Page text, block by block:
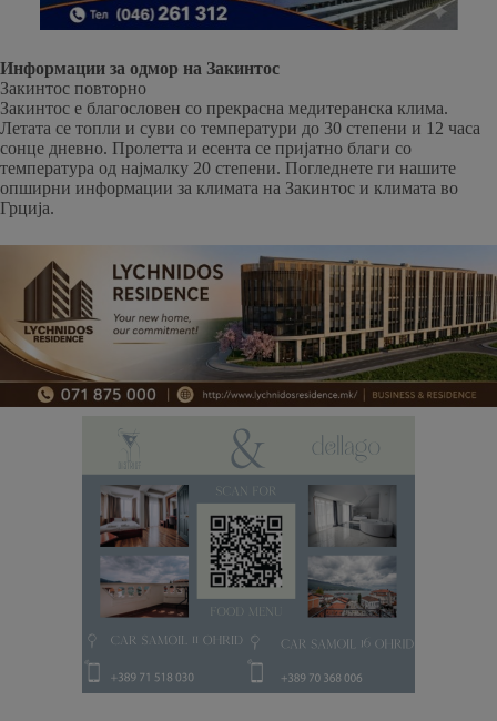
Информации за одмор на Закинтос
Закинтос повторно
Закинтос е благословен со прекрасна медитеранска клима.
Летата се топли и суви со температури до 30 степени и 12 часа
сонце дневно. Пролетта и есента се пријатно благи со
температура од најмалку 20 степени. Погледнете ги нашите
опширни информации за климата на Закинтос и климата во
Грција.